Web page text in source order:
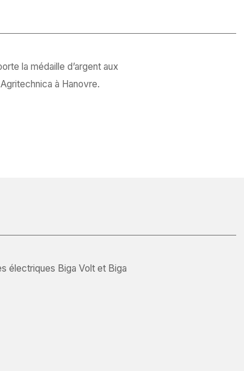
la médaille d’argent aux
à Hanovre.
électriques Biga Volt et Biga